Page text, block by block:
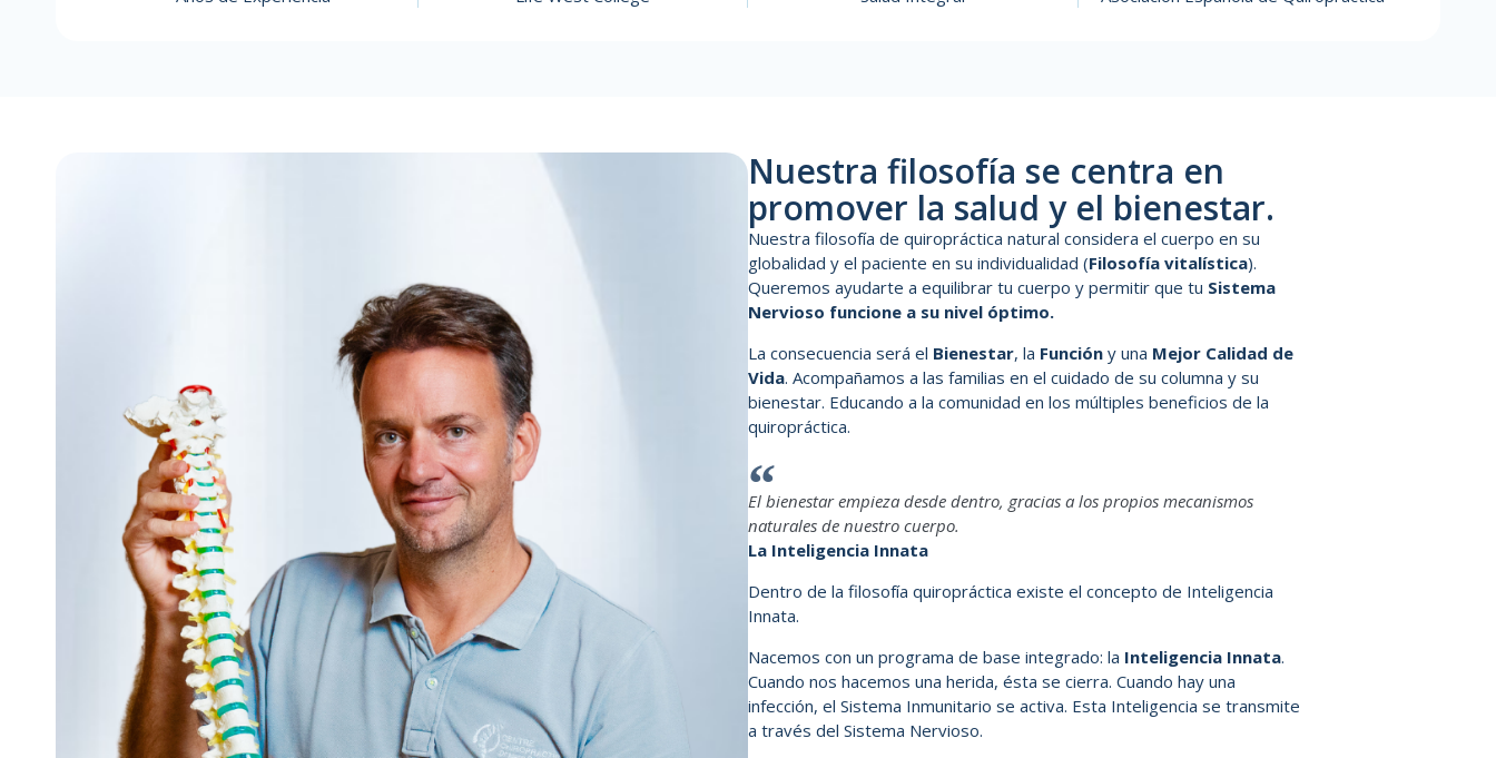
Nuestra filosofía se centra en
promover la salud y el bienestar.
Nuestra filosofía de quiropráctica natural considera el cuerpo en su
globalidad y el paciente en su individualidad (Filosofía vitalística).
Queremos ayudarte a equilibrar tu cuerpo y permitir que tu Sistema
Nervioso funcione a su nivel óptimo.
La consecuencia será el Bienestar, la Función y una Mejor Calidad de
Vida. Acompañamos a las familias en el cuidado de su columna y su
bienestar. Educando a la comunidad en los múltiples beneficios de la
quiropráctica.
El bienestar empieza desde dentro, gracias a los propios mecanismos
naturales de nuestro cuerpo.
La Inteligencia Innata
Dentro de la filosofía quiropráctica existe el concepto de Inteligencia
Innata.
Nacemos con un programa de base integrado: la Inteligencia Innata.
Cuando nos hacemos una herida, ésta se cierra. Cuando hay una
infección, el Sistema Inmunitario se activa. Esta Inteligencia se transmite
a través del Sistema Nervioso.